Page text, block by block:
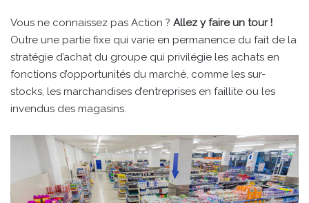
Vous ne connaissez pas Action ? Allez y faire un tour !
Outre une partie fixe qui varie en permanence du fait de la
stratégie d’achat du groupe qui privilégie les achats en
fonctions d’opportunités du marché, comme les sur-
stocks, les marchandises d’entreprises en faillite ou les
invendus des magasins.